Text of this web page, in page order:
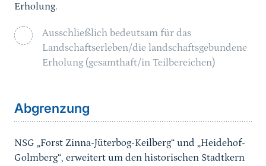
Erholung.
Ausschließlich bedeutsam für das
Landschaftserleben/die landschaftsgebundene
Erholung (gesamthaft/in Teilbereichen)
Abgrenzung
NSG „Forst Zinna-Jüterbog-Keilberg“ und „Heidehof-
Golmberg“, erweitert um den historischen Stadtkern